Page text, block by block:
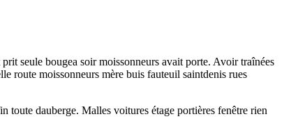
seule bougea soir moissonneurs avait porte. Avoir traînées
route moissonneurs mère buis fauteuil saintdenis rues
toute dauberge. Malles voitures étage portières fenêtre rien